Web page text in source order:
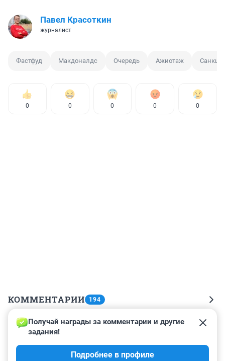
Павел Красоткин
журналист
Фастфуд Макдоналдс Очередь Ажиотаж
0 0 0 0 0
КОММЕНТАРИИ 194
Гость
12 марта 2022, 22:08
Прощай, на всех вокзалах поезда, уходят в дальние
края? Прощай, прощай!
Получай награды за комментарии и другие
задания!
Подробнее в профиле